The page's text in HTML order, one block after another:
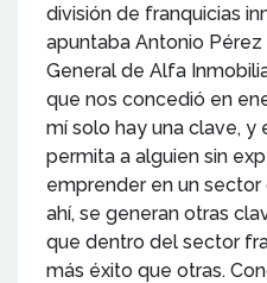
división de franquicias
apuntaba Antonio
General de Alfa
que nos concedió en
mí solo hay una clave, y
permita a alguien sin
emprender en un
ahí, se generan otras
que dentro del sector
más éxito que otras.